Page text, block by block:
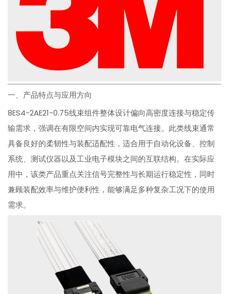
一、产品特点与应用方向
8ES4-2AE21-0.75线束组件整体设计偏向高密度连接与稳定传
输需求，强调在有限空间内实现可靠电气连接。此类线束通常
具备良好的柔韧性与装配适配性，适合用于自动化设备、控制
系统、测试仪器以及工业电子模块之间的互联结构。在实际应
用中，该类产品重点关注信号完整性与长期运行稳定性，同时
兼顾装配效率与维护便利性，能够满足多种复杂工况下的使用
需求。